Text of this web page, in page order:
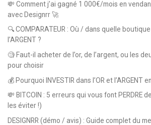
💸 Comment j’ai gagné 1 000€/mois en
avec Designrr 🚀
🔍 COMPARATEUR : Où / dans quelle
l’ARGENT ?
🧐 Faut-il acheter de l’or, de l’argent, ou les
pour choisir
💰 Pourquoi INVESTIR dans l’OR et l’ARGENT
💸 BITCOIN : 5 erreurs qui vous font PERDRE
les éviter !)
DESIGNRR (démo / avis) : Guide complet du